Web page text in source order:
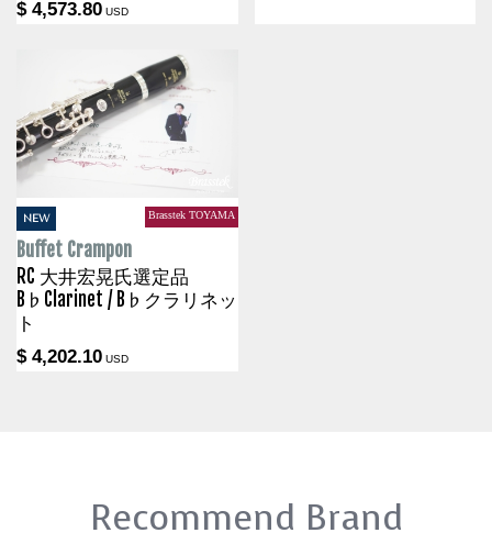
$ 4,573.80 USD
NEW Brasstek TOYAMA
Buffet Crampon
RC 大井宏晃氏選定品
B♭Clarinet / B♭クラリネッ
ト
$ 4,202.10 USD
Recommend Brand